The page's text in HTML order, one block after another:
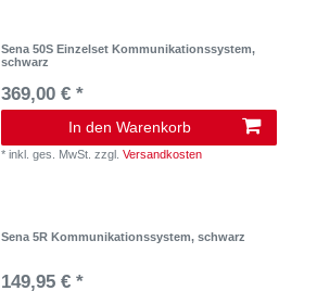
Sena 50S Einzelset Kommunikationssystem,
schwarz
369,00 € *
In den Warenkorb
*inkl. ges. MwSt. zzgl.Versandkosten
Sena 5R Kommunikationssystem, schwarz
149,95 € *